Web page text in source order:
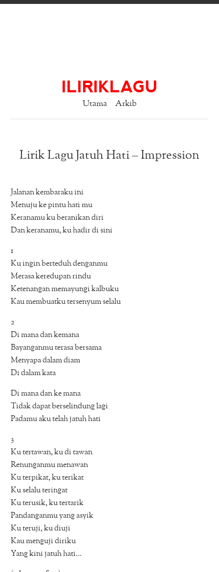
ILIRIKLAGU
Utama Arkib
Lirik Lagu Jatuh Hati – Impression
Jalanan kembaraku ini
Menuju ke pintu hati mu
Keranamu ku beranikan diri
Dan keranamu, ku hadir di sini
1
Ku ingin berteduh denganmu
Merasa keredupan rindu
Ketenangan memayungi kalbuku
Kau membuatku tersenyum selalu
2
Di mana dan kemana
Bayanganmu terasa bersama
Menyapa dalam diam
Di dalam kata
Di mana dan ke mana
Tidak dapat berselindung lagi
Padamu aku telah jatuh hati
3
Ku tertawan, ku di tawan
Renunganmu menawan
Ku terpikat, ku terikat
Ku selalu teringat
Ku terusik, ku tertarik
Pandanganmu yang asyik
Ku teruji, ku diuji
Kau menguji diriku
Yang kini jatuh hati…